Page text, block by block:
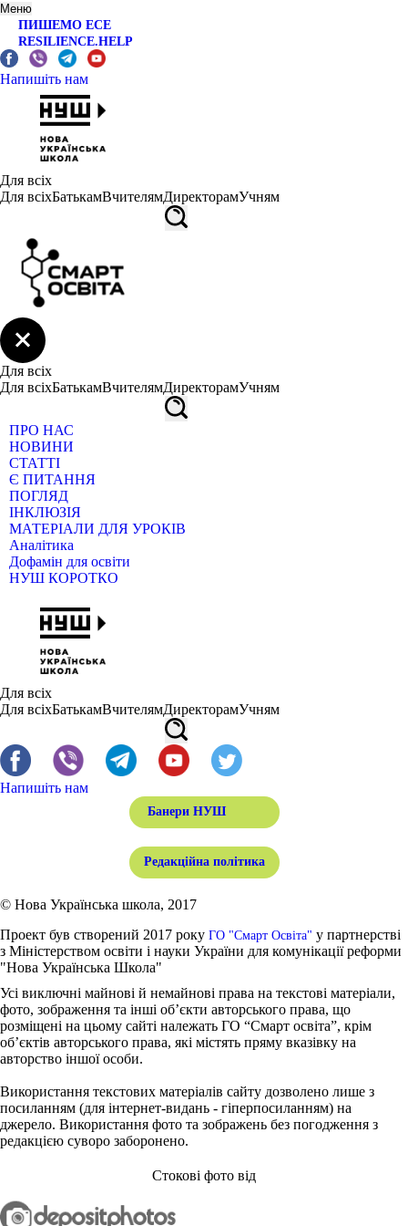
Меню
ПИШЕМО ЕСЕ
RESILIENCE.HELP
Напишіть нам
Для всіх
Для всіхБатькамВчителямДиректорамУчням
Для всіх
Для всіхБатькамВчителямДиректорамУчням
ПРО НАС
НОВИНИ
СТАТТІ
Є ПИТАННЯ
ПОГЛЯД
ІНКЛЮЗІЯ
МАТЕРІАЛИ ДЛЯ УРОКІВ
Аналітика
Дофамін для освіти
НУШ КОРОТКО
Для всіх
Для всіхБатькамВчителямДиректорамУчням
Напишіть нам
Банери НУШ
Редакційна політика
© Нова Українська школа, 2017
Проект був створений 2017 року ГО "Смарт Освіта" у партнерстві
з Міністерством освіти і науки України для комунікації реформи
"Нова Українська Школа"
Усі виключні майнові й немайнові права на текстові матеріали,
фото, зображення та інші об’єкти авторського права, що
розміщені на цьому сайті належать ГО “Смарт освіта”, крім
об’єктів авторського права, які містять пряму вказівку на
авторство іншої особи.
Використання текстових матеріалів сайту дозволено лише з
посиланням (для інтернет-видань - гіперпосиланням) на
джерело. Використання фото та зображень без погодження з
редакцією суворо заборонено.
Стокові фото від